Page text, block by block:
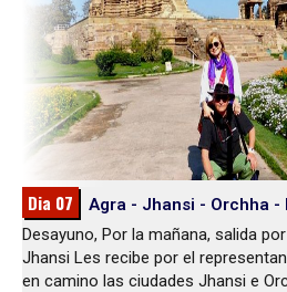
Dia 07
Agra - Jhansi - Orchha -
Desayuno, Por la mañana, salida
Jhansi Les recibe por el
en camino las ciudades Jhansi e